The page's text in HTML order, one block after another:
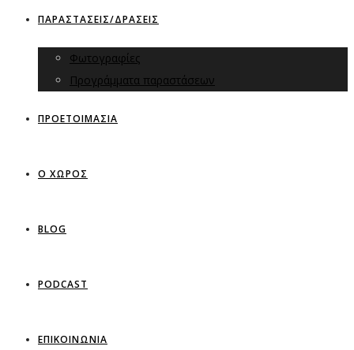
ΠΑΡΑΣΤΑΣΕΙΣ/ΔΡΑΣΕΙΣ
Φωτογραφίες
Προγράμματα παραστάσεων
ΠΡΟΕΤΟΙΜΑΣΙΑ
Ο ΧΩΡΟΣ
BLOG
PODCAST
ΕΠΙΚΟΙΝΩΝΙΑ